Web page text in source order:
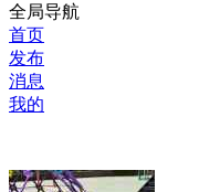
全局导航
首页
发布
消息
我的